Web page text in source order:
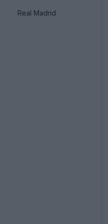
Real Madrid